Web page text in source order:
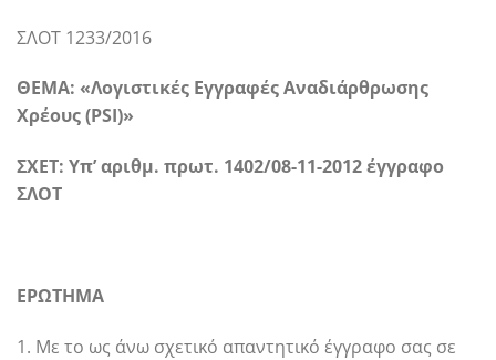
ΣΛΟΤ 1233/2016
ΘΕΜΑ: «Λογιστικές Εγγραφές Αναδιάρθρωσης
Χρέους (PSI)»
ΣΧΕΤ: Υπ’ αριθμ. πρωτ. 1402/08-11-2012 έγγραφο
ΣΛΟΤ
ΕΡΩΤΗΜΑ
1. Με το ως άνω σχετικό απαντητικό έγγραφο σας σε